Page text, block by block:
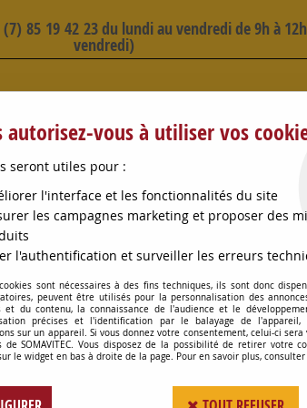
85 19 42 23 du lundi au vendredi de 9h à
vendredi)
CONSOMMABLES OENOLOGIE
>RESSORT BRAS P/BOUCHEUSE PICHONNEAU
autorisez-vous à utiliser vos
seront utiles pour :
l'interface et les fonctionnalités du site
les campagnes marketing et proposer des
l'authentification et surveiller les erreurs
sont nécessaires à des fins techniques, ils sont donc
peuvent être utilisés pour la personnalisation des
et du contenu, la connaissance de l'audience et le
précises et l'identification par le balayage de
sur un appareil. Si vous donnez votre consentement, celui-ci sera
de SOMAVITEC. Vous disposez de la possibilité de retirer votre
le widget en bas à droite de la page. Pour en savoir plus,